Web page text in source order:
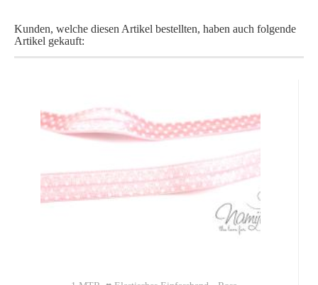
Kunden, welche diesen Artikel bestellten, haben auch folgende
Artikel gekauft: